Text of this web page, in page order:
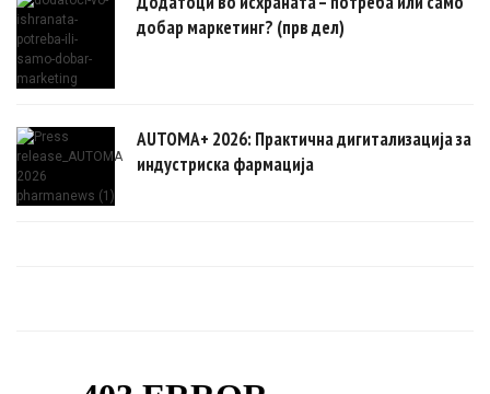
добар маркетинг? (прв дел)
AUTOMA+ 2026: Практична дигитализација за
индустриска фармација